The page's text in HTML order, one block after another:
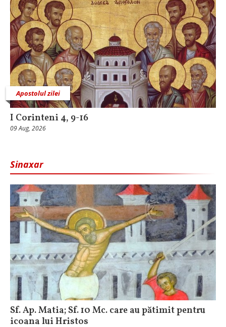
Apostolul zilei
I Corinteni 4, 9-16
09 Aug, 2026
Sinaxar
Sf. Ap. Matia; Sf. 10 Mc. care au pătimit pentru
icoana lui Hristos